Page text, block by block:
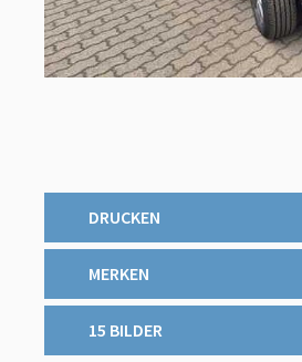
DRUCKEN
MERKEN
15 BILDER